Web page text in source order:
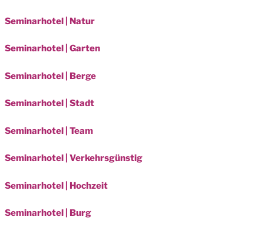
Seminarhotel | Natur
Seminarhotel | Garten
Seminarhotel | Berge
Seminarhotel | Stadt
Seminarhotel | Team
Seminarhotel | Verkehrsgünstig
Seminarhotel | Hochzeit
Seminarhotel | Burg